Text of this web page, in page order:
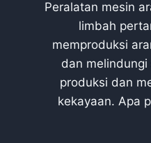
Peralatan mesin
limbah
memproduksi
dan
produksi dan
kekayaan. Apa